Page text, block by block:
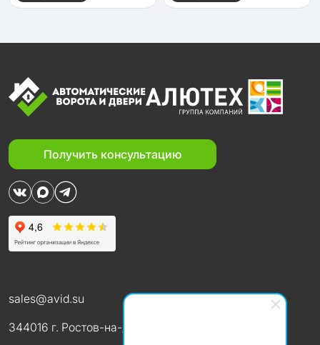
Получить консультацию
sales@avid.su
344016 г. Ростов-на-Дону, Таганрогская 151